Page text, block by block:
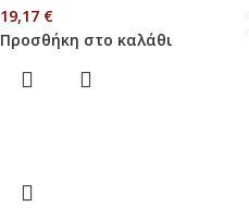
19,17 €
Προσθήκη στο καλάθι